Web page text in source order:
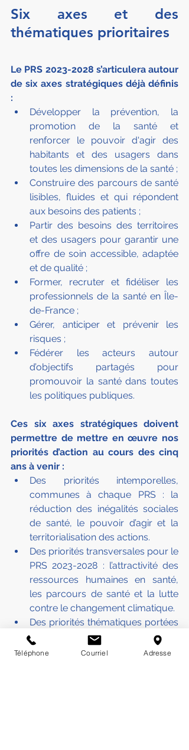
Six axes et des
thématiques prioritaires
Le PRS 2023-2028 s’articulera autour
de six axes stratégiques déjà définis
:
Développer la prévention, la
promotion de la santé et
renforcer le pouvoir d'agir des
habitants et des usagers dans
toutes les dimensions de la santé ;
Construire des parcours de santé
lisibles, fluides et qui répondent
aux besoins des patients ;
Partir des besoins des territoires
et des usagers pour garantir une
offre de soin accessible, adaptée
et de qualité ;
Former, recruter et fidéliser les
professionnels de la santé en Île-
de-France ;
Gérer, anticiper et prévenir les
risques ;
Fédérer les acteurs autour
d’objectifs partagés pour
promouvoir la santé dans toutes
les politiques publiques.
Ces six axes stratégiques doivent
permettre de mettre en œuvre nos
priorités d’action au cours des cinq
ans à venir :
Des priorités intemporelles,
communes à chaque PRS : la
réduction des inégalités sociales
de santé, le pouvoir d’agir et la
territorialisation des actions.
Des priorités transversales pour le
PRS 2023-2028 : l’attractivité des
ressources humaines en santé,
les parcours de santé et la lutte
contre le changement climatique.
Des priorités thématiques portées
par l’ensemble de l’Agence : la
santé mentale et la périnatalité.
Téléphone Courriel Adresse